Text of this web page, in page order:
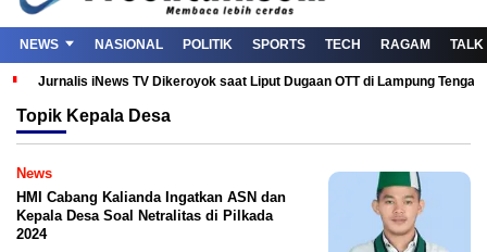
NEWS NASIONAL POLITIK SPORTS TECH RAGAM TALK
Jurnalis iNews TV Dikeroyok saat Liput Dugaan OTT di Lampung
Topik Kepala Desa
News
HMI Cabang Kalianda Ingatkan ASN dan
Kepala Desa Soal Netralitas di Pilkada
2024